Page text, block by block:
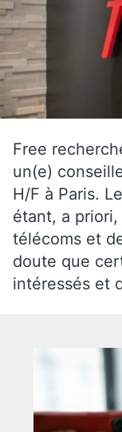
Free
un(e)
H/F à Paris.
étant, a
télécoms et
doute que
intéressés et